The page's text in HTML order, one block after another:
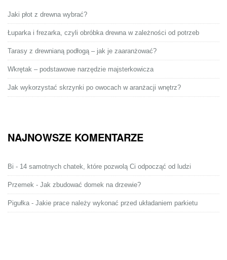
Jaki płot z drewna wybrać?
Łuparka i frezarka, czyli obróbka drewna w zależności od potrzeb
Tarasy z drewnianą podłogą – jak je zaaranżować?
Wkrętak – podstawowe narzędzie majsterkowicza
Jak wykorzystać skrzynki po owocach w aranżacji wnętrz?
NAJNOWSZE KOMENTARZE
Bi - 14 samotnych chatek, które pozwolą Ci odpocząć od ludzi
Przemek - Jak zbudować domek na drzewie?
Pigułka- Jakie prace należy wykonać przed układaniem parkietu